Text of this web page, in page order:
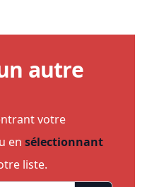
autre
votre
en sélectionnant
liste.